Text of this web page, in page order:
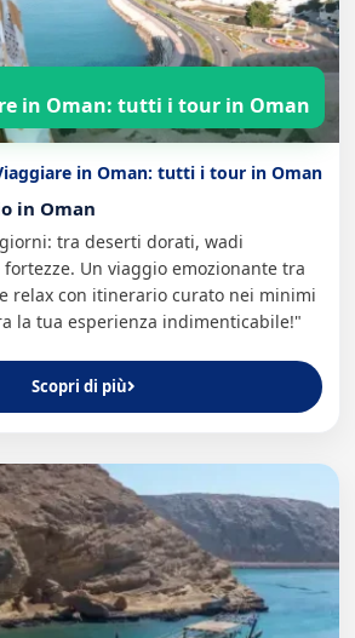
in Oman: tutti i tour in Oman
in Oman: tutti i tour in Oman
in Oman
tra deserti dorati, wadi
Un viaggio emozionante tra
relax con itinerario curato nei minimi
la tua esperienza indimenticabile!"
Scopri di più